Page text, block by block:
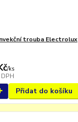
trouba Electrolux
/ks
Přidat do košíku